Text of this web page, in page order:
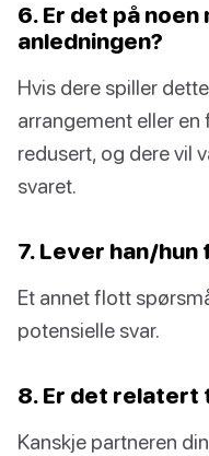
6. Er det på
anledningen?
Hvis dere spiller
arrangement eller
redusert, og dere vil
svaret.
7. Lever han/
Et annet flott
potensielle svar.
8. Er det relatert
Kanskje partneren